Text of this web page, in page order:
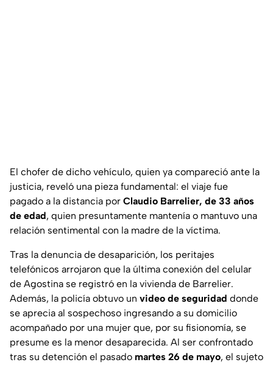
El chofer de dicho vehículo, quien ya compareció ante la
justicia, reveló una pieza fundamental: el viaje fue
pagado a la distancia por Claudio Barrelier, de 33 años
de edad, quien presuntamente mantenía o mantuvo una
relación sentimental con la madre de la víctima.
Tras la denuncia de desaparición, los peritajes
telefónicos arrojaron que la última conexión del celular
de Agostina se registró en la vivienda de Barrelier.
Además, la policía obtuvo un video de seguridad donde
se aprecia al sospechoso ingresando a su domicilio
acompañado por una mujer que, por su fisionomía, se
presume es la menor desaparecida. Al ser confrontado
tras su detención el pasado martes 26 de mayo, el sujeto